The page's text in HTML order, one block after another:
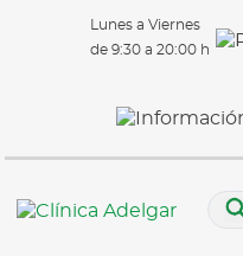
Lunes a Viernes
de 9:30 a 20:00 h